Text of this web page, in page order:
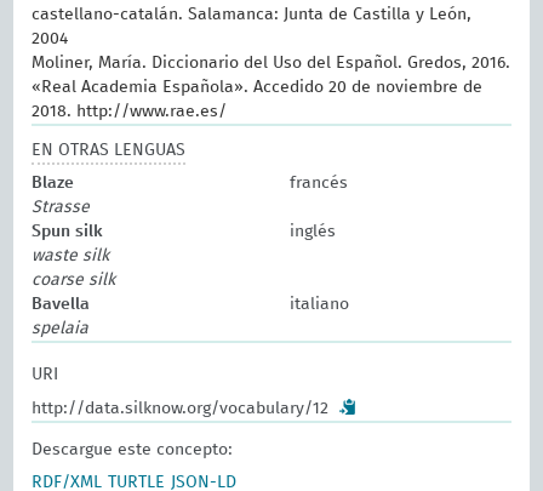
castellano-catalán. Salamanca: Junta de Castilla y León,
2004
Moliner, María. Diccionario del Uso del Español. Gredos, 2016.
«Real Academia Española». Accedido 20 de noviembre de
2018. http://www.rae.es/
EN OTRAS LENGUAS
Blaze
francés
Strasse
Spun silk
inglés
waste silk
coarse silk
Bavella
italiano
spelaia
URI
http://data.silknow.org/vocabulary/12
Descargue este concepto:
RDF/XML
TURTLE JSON-LD